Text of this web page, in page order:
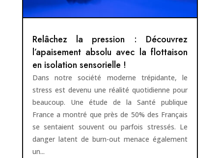
Relâchez la pression : Découvrez
l’apaisement absolu avec la flottaison
en isolation sensorielle !
Dans notre société moderne trépidante, le
stress est devenu une réalité quotidienne pour
beaucoup. Une étude de la Santé publique
France a montré que près de 50% des Français
se sentaient souvent ou parfois stressés. Le
danger latent de burn-out menace également
un...